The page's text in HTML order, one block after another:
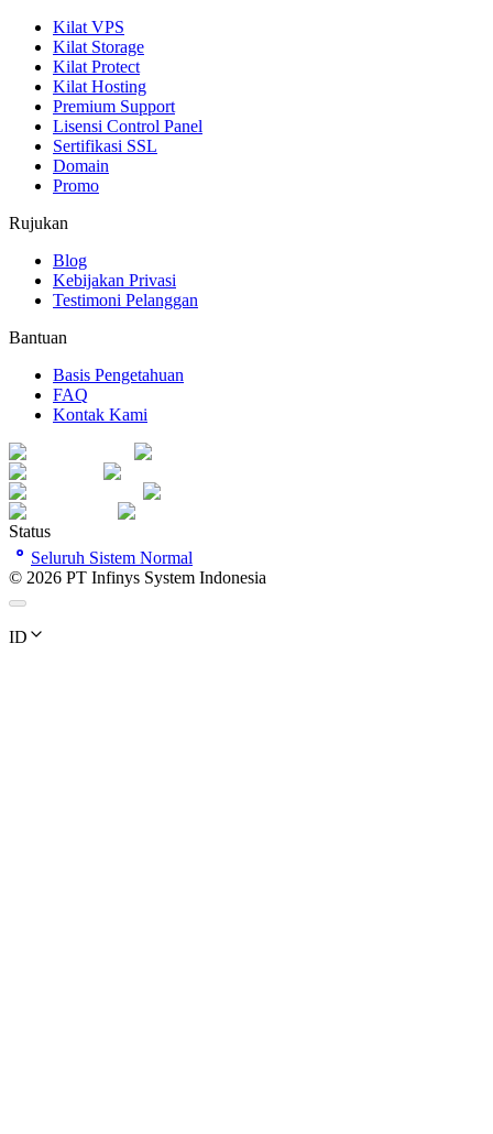
Kilat VPS
Kilat Storage
Kilat Protect
Kilat Hosting
Premium Support
Lisensi Control Panel
Sertifikasi SSL
Domain
Promo
Rujukan
Blog
Kebijakan Privasi
Testimoni Pelanggan
Bantuan
Basis Pengetahuan
FAQ
Kontak Kami
Status
Seluruh Sistem Normal
© 2026 PT Infinys System Indonesia
ID